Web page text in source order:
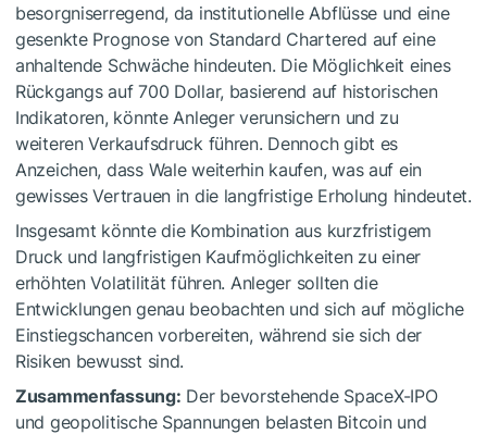
besorgniserregend, da institutionelle Abflüsse und eine
gesenkte Prognose von Standard Chartered auf eine
anhaltende Schwäche hindeuten. Die Möglichkeit eines
Rückgangs auf 700 Dollar, basierend auf historischen
Indikatoren, könnte Anleger verunsichern und zu
weiteren Verkaufsdruck führen. Dennoch gibt es
Anzeichen, dass Wale weiterhin kaufen, was auf ein
gewisses Vertrauen in die langfristige Erholung hindeutet.
Insgesamt könnte die Kombination aus kurzfristigem
Druck und langfristigen Kaufmöglichkeiten zu einer
erhöhten Volatilität führen. Anleger sollten die
Entwicklungen genau beobachten und sich auf mögliche
Einstiegschancen vorbereiten, während sie sich der
Risiken bewusst sind.
Zusammenfassung: Der bevorstehende SpaceX-IPO
und geopolitische Spannungen belasten Bitcoin und